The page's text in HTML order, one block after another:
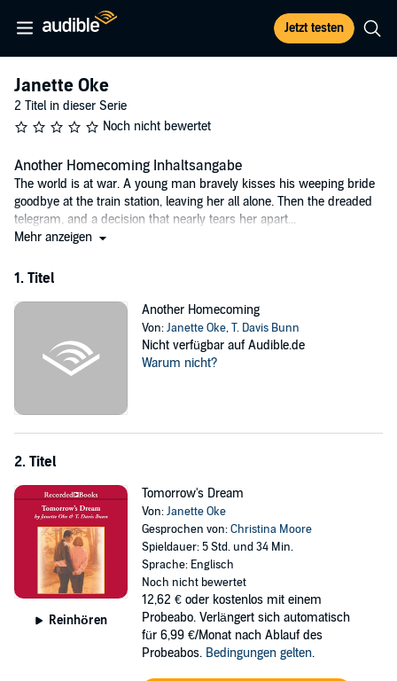
Jetzt testen
Janette Oke
2 Titel in dieser Serie
Noch nicht bewertet
Another Homecoming Inhaltsangabe
The world is at war. A young man bravely kisses his weeping bride
goodbye at the train station, leaving her all alone. Then the dreaded
telegram, and a decision that nearly tears her apart...
©2006 Jennifer Roy (P)2007 Recorded Books, LLC
Mehr anzeigen
1. Titel
Another Homecoming
Von:Janette Oke,T. Davis Bunn
Nicht verfügbar auf Audible.de
Warum nicht?
2. Titel
Reinhören
Tomorrow's Dream
Von:Janette Oke
Gesprochen von:Christina Moore
Spieldauer: 5 Std. und 34 Min.
Sprache: Englisch
Noch nicht bewertet
12,62 € oder kostenlos mit einem
Probeabo. Verlängert sich automatisch
für 6,99 €/Monat nach Ablauf des
Probeabos. Bedingungen gelten.